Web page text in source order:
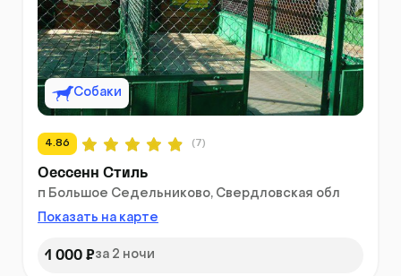
Собаки
4.86 (7)
Оессенн Стиль
п Большое Седельниково, Свердловская обл
Показать на карте
1 000 ₽за 2 ночи